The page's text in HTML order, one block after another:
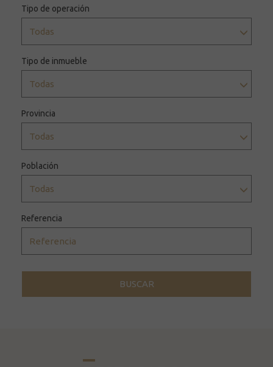
Tipo de operación
Todas
Tipo de inmueble
Todas
Provincia
Todas
Población
Todas
Referencia
BUSCAR